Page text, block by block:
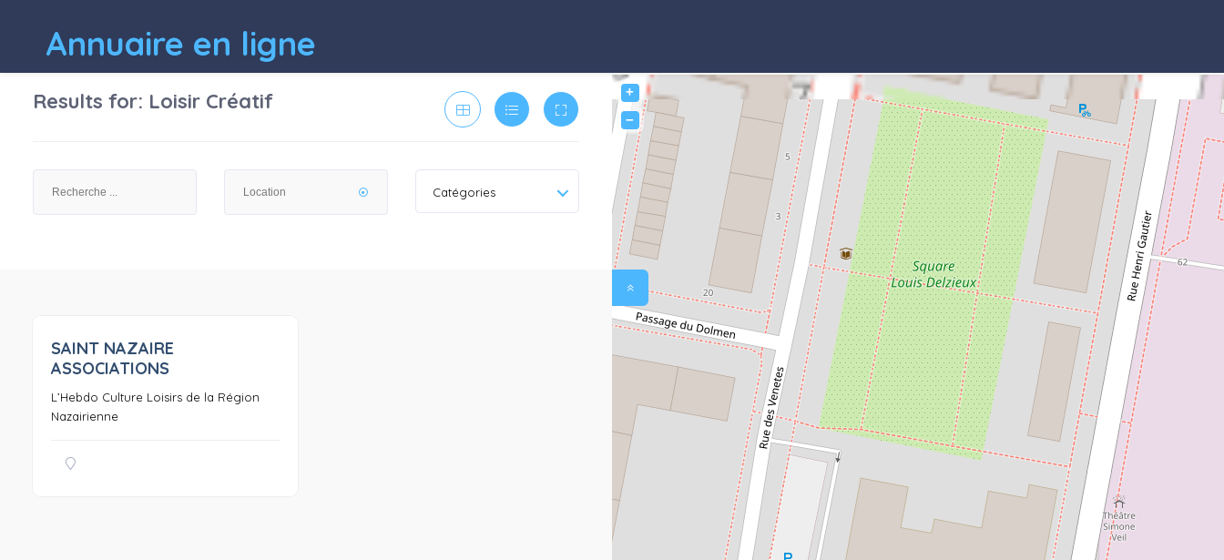
Annuaire en ligne
+
−
Results for: Loisir Créatif
Catégories
SAINT NAZAIRE
ASSOCIATIONS
L’Hebdo Culture Loisirs de la Région
Nazairienne